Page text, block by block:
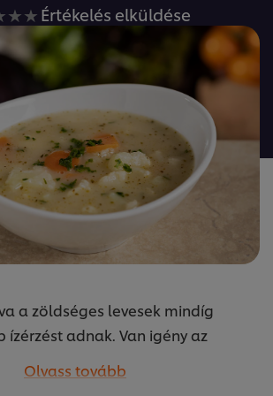
Nem
küldtek
be
értékelést
ehhez
a(z)
recipe
elemhez
Értékelés elküldése
a zöldséges levesek mindíg
adnak. Van igény az
mindenki számára
Olvass tovább